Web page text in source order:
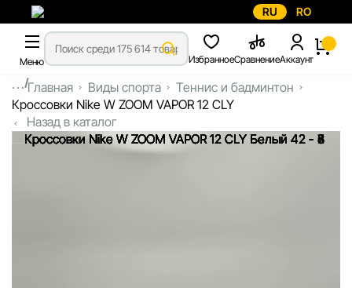
RU RO
Меню ИзбранноеСравнениеАккаунт
...Главная Виды спорта
Теннис и бадминтон
Кроссовки Nike W ZOOM VAPOR 12 CLY
Назад в каталог